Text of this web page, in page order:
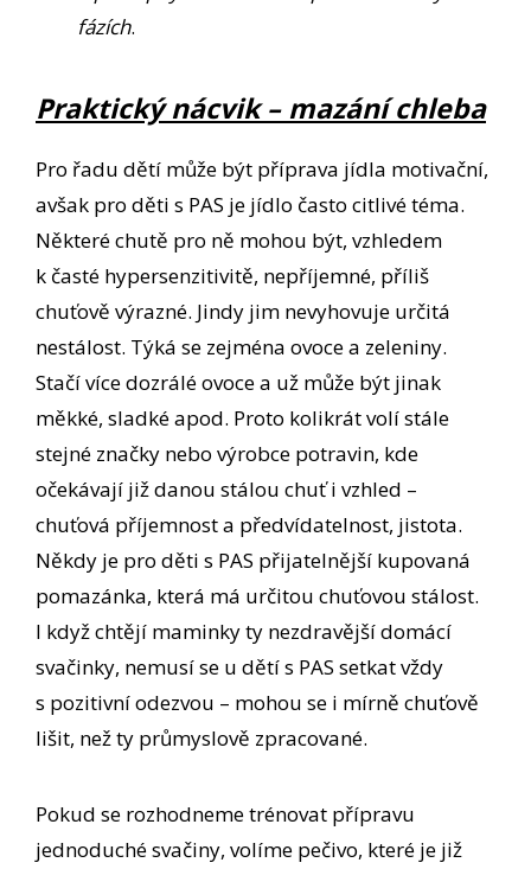
fázích.
Praktický nácvik – mazání chleba
Pro řadu dětí může být příprava jídla motivační,
avšak pro děti s PAS je jídlo často citlivé téma.
Některé chutě pro ně mohou být, vzhledem
k časté hypersenzitivitě, nepříjemné, příliš
chuťově výrazné. Jindy jim nevyhovuje určitá
nestálost. Týká se zejména ovoce a zeleniny.
Stačí více dozrálé ovoce a už může být jinak
měkké, sladké apod. Proto kolikrát volí stále
stejné značky nebo výrobce potravin, kde
očekávají již danou stálou chuť i vzhled –
chuťová příjemnost a předvídatelnost, jistota.
Někdy je pro děti s PAS přijatelnější kupovaná
pomazánka, která má určitou chuťovou stálost.
I když chtějí maminky ty nezdravější domácí
svačinky, nemusí se u dětí s PAS setkat vždy
s pozitivní odezvou – mohou se i mírně chuťově
lišit, než ty průmyslově zpracované.
Pokud se rozhodneme trénovat přípravu
jednoduché svačiny, volíme pečivo, které je již